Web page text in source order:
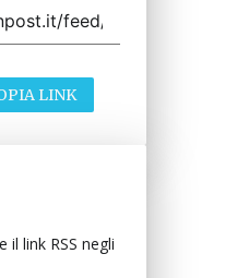
LINK
il link RSS negli